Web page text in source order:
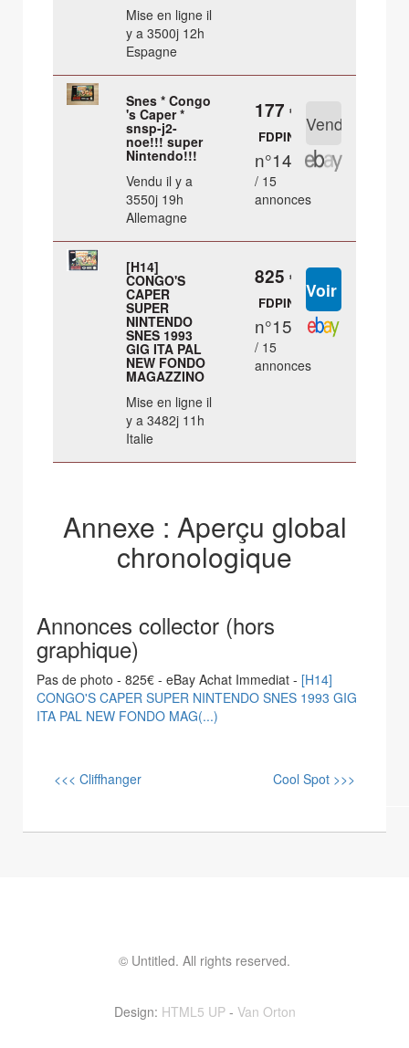
Mise en ligne il
y a 3500j 12h
Espagne
Snes * Congo
's Caper *
snsp-j2-
noe!!! super
Nintendo!!!
Vendu il y a
3550j 19h
Allemagne
177 €
FDPIN
n°14
/ 15
annonces
[H14]
CONGO'S
CAPER
SUPER
NINTENDO
SNES 1993
GIG ITA PAL
NEW FONDO
MAGAZZINO
Mise en ligne il
y a 3482j 11h
Italie
825 €
FDPIN
n°15
/ 15
annonces
Annexe : Aperçu global
chronologique
Annonces collector (hors
graphique)
Pas de photo - 825€ - eBay Achat Immediat - [H14]
CONGO'S CAPER SUPER NINTENDO SNES 1993 GIG
ITA PAL NEW FONDO MAG(...)
<<< Cliffhanger Cool Spot >>>
© Untitled. All rights reserved.
Design: HTML5 UP- Van Orton